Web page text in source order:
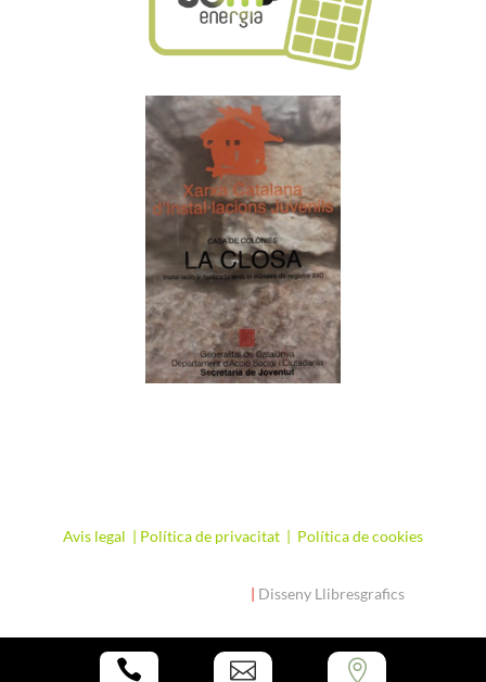
Avis legal | Política de privacitat | Política de cookies
| Disseny Llibresgrafics
  